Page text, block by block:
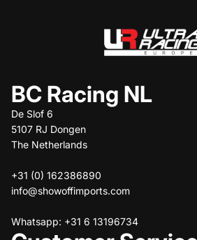
BC Racing NL
De Slof 6
5107 RJ Dongen
The Netherlands
+31 (0) 162386890
info@showoffimports.com
Whatsapp: +31 6 13196734